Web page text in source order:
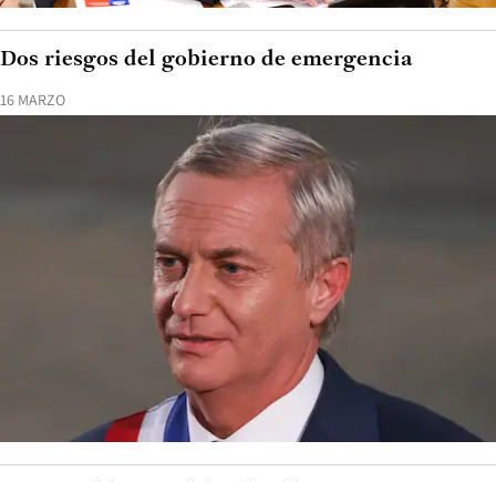
16 MARZO
Dos riesgos del gobierno de emergencia